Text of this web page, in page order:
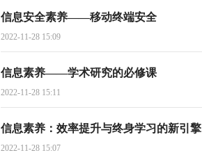
信息安全素养——移动终端安全
2022-11-28 15:09
信息素养——学术研究的必修课
2022-11-28 15:11
信息素养：效率提升与终身学习的新引擎
2022-11-28 15:07